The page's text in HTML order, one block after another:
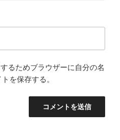
るためブラウザーに自分の名
を保存する。